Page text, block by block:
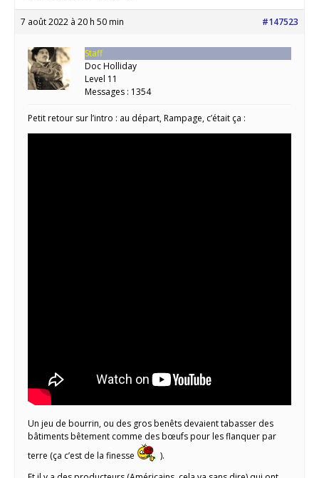
7 août 2022 à 20 h 50 min #147523
Staff
Doc Holliday
Level 11
Messages : 1354
Petit retour sur l’intro : au départ, Rampage, c’était ça :
Un jeu de bourrin, ou des gros benêts devaient tabasser des
bâtiments bêtement comme des bœufs pour les flanquer par
terre (ça c’est de la finesse
).